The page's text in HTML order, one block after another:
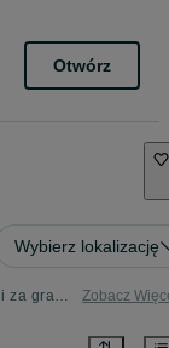
Otwórz
Wybierz lokalizację
Dla Ciebie wszystko - sprawdź kategorię Noclegi za granicą Zobacz